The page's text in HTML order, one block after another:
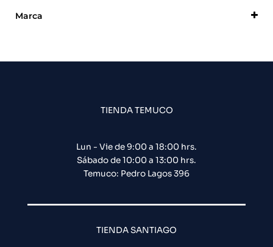
Marca
TIENDA TEMUCO
Lun - Vie de 9:00 a 18:00 hrs.
Sábado de 10:00 a 13:00 hrs.
Temuco: Pedro Lagos 396
TIENDA SANTIAGO